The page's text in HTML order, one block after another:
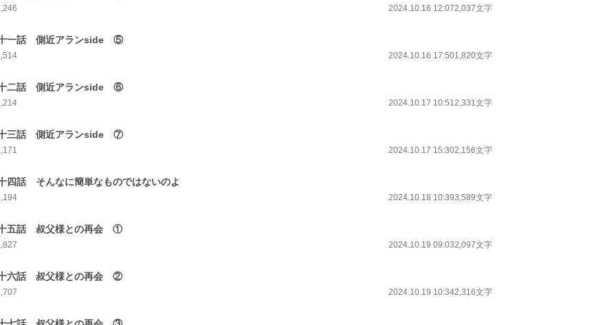
2024.10.16 12:072,037文字
一話 側近アランside ⑤
2024.10.16 17:501,820文字
二話 側近アランside ⑥
2024.10.17 10:512,331文字
三話 側近アランside ⑦
2024.10.17 15:302,156文字
四話 そんなに簡単なものではないのよ
2024.10.18 10:393,589文字
五話 叔父様との再会 ①
2024.10.19 09:032,097文字
六話 叔父様との再会 ②
2024.10.19 10:342,316文字